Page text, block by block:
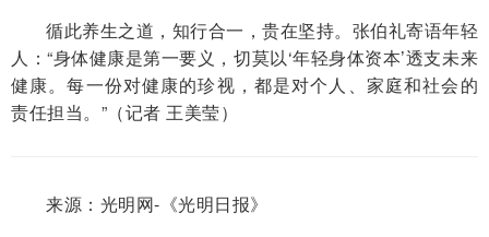
循此养生之道，知行合一，贵在坚持。张伯礼寄语年轻
人：“身体健康是第一要义，切莫以‘年轻身体资本’透支未来
健康。每一份对健康的珍视，都是对个人、家庭和社会的
责任担当。”（记者 王美莹）
来源：光明网-《光明日报》